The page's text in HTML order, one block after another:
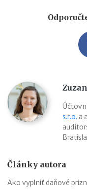
s.r.o. a
Články autora
Ako vyplniť daňové